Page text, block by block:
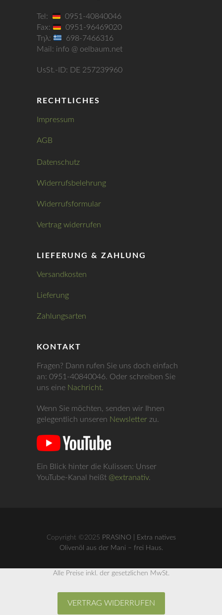
Tel:
0951-40840046
Fax:
0951-96469020
Τηλ:
698-7466316
Mail: info @ oelbaum.net
UsSt.-ID: DE 257239960
RECHTLICHES
Impressum
AGB
Datenschutz
Widerrufsbelehrung
Widerrufsformular
Vertrag widerrufen
LIEFERUNG & ZAHLUNG
Versandkosten
Lieferung
Zahlungsarten
KONTAKT
Fragen? Dann rufen Sie uns doch einfach
an: 0951-40840046. Oder schreiben Sie
uns eine Nachricht.
Wenn Sie möchten, senden wir Ihnen
gelegentlich unseren Newsletter zu.
Ein Blick hinter die Kulissen: Unser
YouTube-Kanal heißt @extranativ.
Copyright ©2025 PRASINO | Extra natives
Olivenöl aus der Mani – frei Haus.
Alle Preise inkl. der gesetzlichen MwSt.
VERTRAG WIDERRUFEN